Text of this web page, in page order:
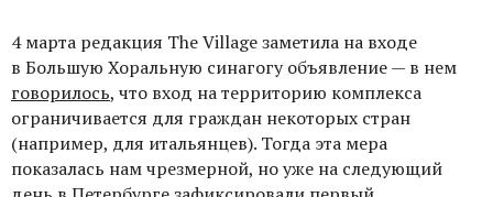
4 марта редакция TheVillageзаметила на входе
в Большую Хоральную синагогу объявление — в нем
говорилось, что вход на территорию комплекса
ограничивается для граждан некоторых стран
(например, для итальянцев). Тогда эта мера
показалась нам чрезмерной, но уже на следующий